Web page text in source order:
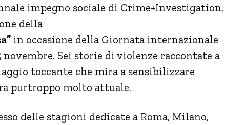
impegno sociale di Crime+Investigation,
della
in occasione della Giornata internazionale
Sei storie di violenze raccontate a
toccante che mira a sensibilizzare
purtroppo molto attuale.
delle stagioni dedicate a Roma, Milano,